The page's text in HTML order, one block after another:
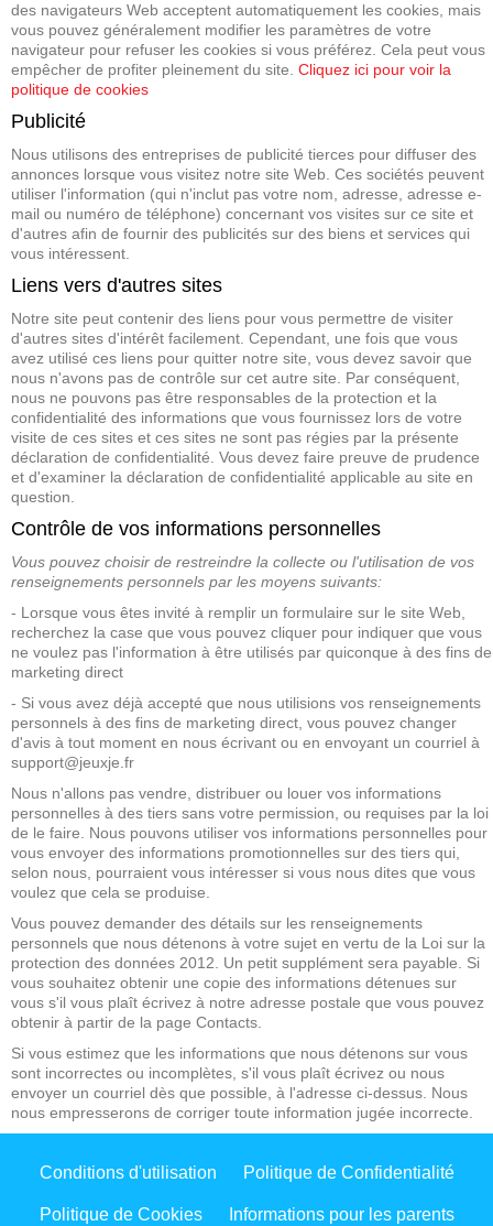
des navigateurs Web acceptent automatiquement les cookies, mais
vous pouvez généralement modifier les paramètres de votre
navigateur pour refuser les cookies si vous préférez. Cela peut vous
empêcher de profiter pleinement du site. Cliquez ici pour voir la
politique de cookies
Publicité
Nous utilisons des entreprises de publicité tierces pour diffuser des
annonces lorsque vous visitez notre site Web. Ces sociétés peuvent
utiliser l'information (qui n'inclut pas votre nom, adresse, adresse e-
mail ou numéro de téléphone) concernant vos visites sur ce site et
d'autres afin de fournir des publicités sur des biens et services qui
vous intéressent.
Liens vers d'autres sites
Notre site peut contenir des liens pour vous permettre de visiter
d'autres sites d'intérêt facilement. Cependant, une fois que vous
avez utilisé ces liens pour quitter notre site, vous devez savoir que
nous n'avons pas de contrôle sur cet autre site. Par conséquent,
nous ne pouvons pas être responsables de la protection et la
confidentialité des informations que vous fournissez lors de votre
visite de ces sites et ces sites ne sont pas régies par la présente
déclaration de confidentialité. Vous devez faire preuve de prudence
et d'examiner la déclaration de confidentialité applicable au site en
question.
Contrôle de vos informations personnelles
Vous pouvez choisir de restreindre la collecte ou l'utilisation de vos
renseignements personnels par les moyens suivants:
- Lorsque vous êtes invité à remplir un formulaire sur le site Web,
recherchez la case que vous pouvez cliquer pour indiquer que vous
ne voulez pas l'information à être utilisés par quiconque à des fins de
marketing direct
- Si vous avez déjà accepté que nous utilisions vos renseignements
personnels à des fins de marketing direct, vous pouvez changer
d'avis à tout moment en nous écrivant ou en envoyant un courriel à
support@jeuxje.fr
Nous n'allons pas vendre, distribuer ou louer vos informations
personnelles à des tiers sans votre permission, ou requises par la loi
de le faire. Nous pouvons utiliser vos informations personnelles pour
vous envoyer des informations promotionnelles sur des tiers qui,
selon nous, pourraient vous intéresser si vous nous dites que vous
voulez que cela se produise.
Vous pouvez demander des détails sur les renseignements
personnels que nous détenons à votre sujet en vertu de la Loi sur la
protection des données 2012. Un petit supplément sera payable. Si
vous souhaitez obtenir une copie des informations détenues sur
vous s'il vous plaît écrivez à notre adresse postale que vous pouvez
obtenir à partir de la page Contacts.
Si vous estimez que les informations que nous détenons sur vous
sont incorrectes ou incomplètes, s'il vous plaît écrivez ou nous
envoyer un courriel dès que possible, à l'adresse ci-dessus. Nous
nous empresserons de corriger toute information jugée incorrecte.
Conditions d'utilisation Politique de Confidentialité
Politique de Cookies Informations pour les parents